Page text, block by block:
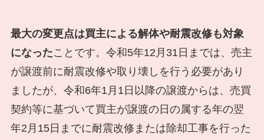
最大の変更点は買主による解体や耐震改修も対象
になったことです。令和5年12月31日までは、売主
が譲渡前に耐震改修や取り壊しを行う必要があり
ましたが、令和6年1月1日以降の譲渡からは、売買
契約等に基づいて買主が譲渡の日の属する年の翌
年2月15日までに耐震改修または除却工事を行った